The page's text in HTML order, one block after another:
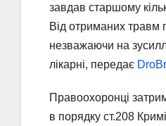
завдав старшому
Від отриманих травм
незважаючи на
лікарні, передає
Правоохоронці
в порядку ст.208